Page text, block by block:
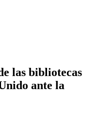
las bibliotecas
ante la